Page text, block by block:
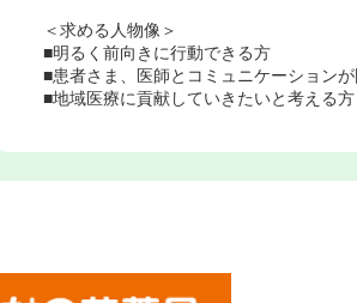
＜求める人物像＞
■明るく前向きに行動できる方
■患者さま、医師とコミュニケーション
■地域医療に貢献していきたいと考える方